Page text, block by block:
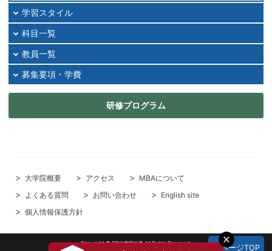
2024年11月
2024年10月
2024年09月
2024年08月
2024年07月
2024年06月
2024年01月
2023年12月
2023年11月
2023年09月
学習スタイル
科目一覧
教員一覧
募集要項・学費
研修プログラム
▲ページTOP
大学院概要 アクセス
MBAについて
よくある質問
お問い合わせ
English site
個人情報保護方針
Copyright © SBI大学院大学 All Rights Reserved.